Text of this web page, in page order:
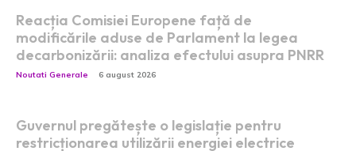
Reacția Comisiei Europene față de
modificările aduse de Parlament la legea
decarbonizării: analiza efectului asupra PNRR
Noutati Generale 6 august 2026
Guvernul pregătește o legislație pentru
restricționarea utilizării energiei electrice